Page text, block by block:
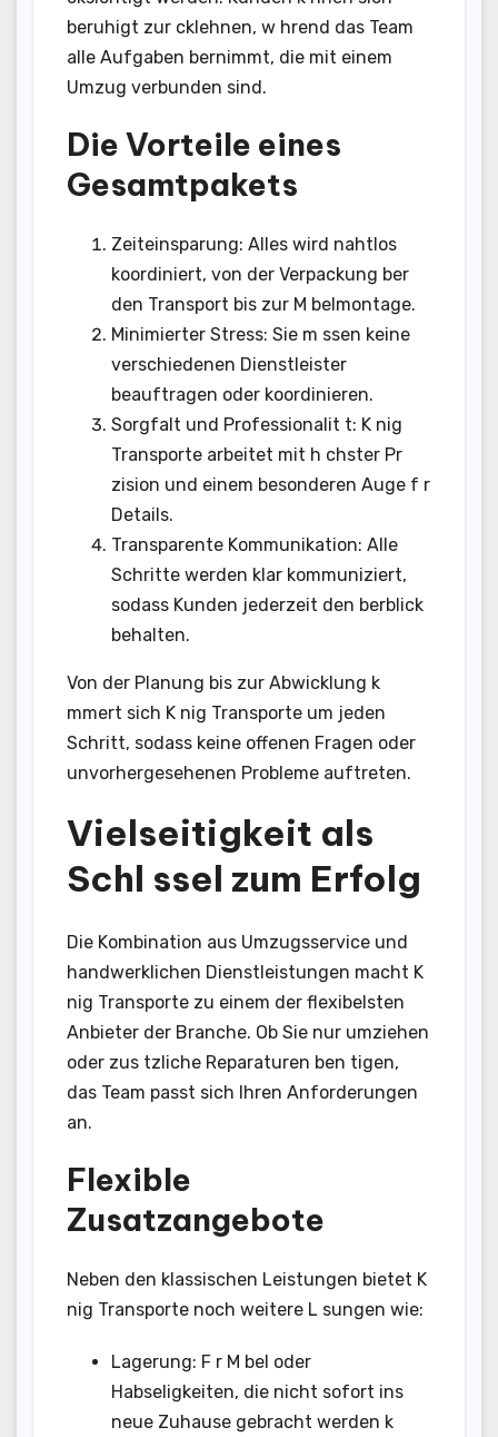
beruhigt zur cklehnen, w hrend das Team
alle Aufgaben bernimmt, die mit einem
Umzug verbunden sind.
Die Vorteile eines
Gesamtpakets
Zeiteinsparung: Alles wird nahtlos
koordiniert, von der Verpackung ber
den Transport bis zur M belmontage.
Minimierter Stress: Sie m ssen keine
verschiedenen Dienstleister
beauftragen oder koordinieren.
Sorgfalt und Professionalit t: K nig
Transporte arbeitet mit h chster Pr
zision und einem besonderen Auge f r
Details.
Transparente Kommunikation: Alle
Schritte werden klar kommuniziert,
sodass Kunden jederzeit den berblick
behalten.
Von der Planung bis zur Abwicklung k
mmert sich K nig Transporte um jeden
Schritt, sodass keine offenen Fragen oder
unvorhergesehenen Probleme auftreten.
Vielseitigkeit als
Schl ssel zum Erfolg
Die Kombination aus Umzugsservice und
handwerklichen Dienstleistungen macht K
nig Transporte zu einem der flexibelsten
Anbieter der Branche. Ob Sie nur umziehen
oder zus tzliche Reparaturen ben tigen,
das Team passt sich Ihren Anforderungen
an.
Flexible
Zusatzangebote
Neben den klassischen Leistungen bietet K
nig Transporte noch weitere L sungen wie:
Lagerung: F r M bel oder
Habseligkeiten, die nicht sofort ins
neue Zuhause gebracht werden k